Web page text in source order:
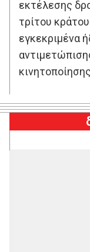
εκτέλεσης
τρίτου
εγκεκριμένα